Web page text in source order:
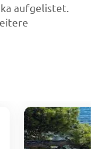
aufgelistet.